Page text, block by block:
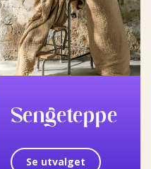
Sengeteppe
Se utvalget